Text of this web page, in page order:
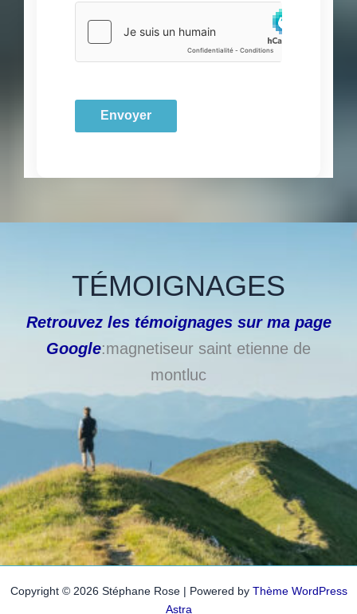
TÉMOIGNAGES
Retrouvez les témoignages sur ma page
Google:magnetiseur saint etienne de
montluc
Copyright © 2026 Stéphane Rose | Powered by Thème WordPress
Astra